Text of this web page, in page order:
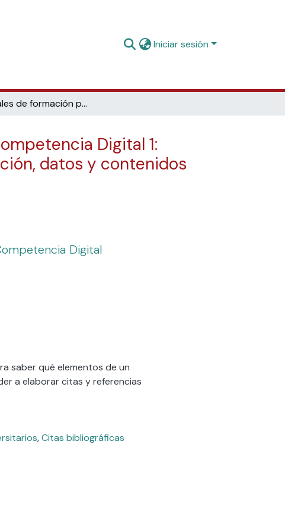
Iniciar sesión
Materiales de formación para estudiantes de grado de la Competencia Digital 1: Información y tratamiento de datos: 1.3. gestión de información, datos y contenidos digitales: 4. Cómo citar. Estilos de cita
Digital 1:
datos y contenidos
Digital
saber qué elementos de un
a elaborar citas y referencias
,Citas bibliográficas